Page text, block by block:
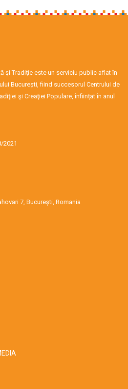
și Tradiție este un serviciu public aflat în
București, fiind succesorul Centrului de
şi Creaţiei Populare, înființat în anul
2021
7, București, Romania